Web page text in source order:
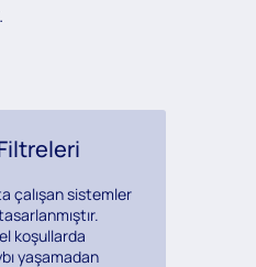
çalışan sistemler
koşullarda
yaşamadan